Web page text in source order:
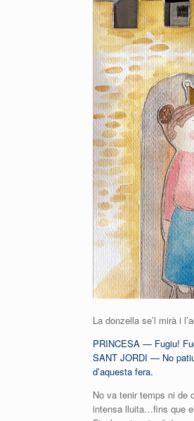
La donzella se’l mirà i
PRINCESA — Fugiu!
SANT JORDI — No
d’aquesta fera.
No va tenir temps ni de
intensa lluita…fins que